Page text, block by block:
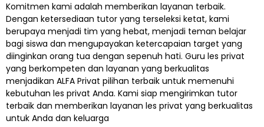
Komitmen kami adalah memberikan layanan terbaik.
Dengan ketersediaan tutor yang terseleksi ketat, kami
berupaya menjadi tim yang hebat, menjadi teman belajar
bagi siswa dan mengupayakan ketercapaian target yang
diinginkan orang tua dengan sepenuh hati. Guru les privat
yang berkompeten dan layanan yang berkualitas
menjadikan ALFA Privat pilihan terbaik untuk memenuhi
kebutuhan les privat Anda. Kami siap mengirimkan tutor
terbaik dan memberikan layanan les privat yang berkualitas
untuk Anda dan keluarga